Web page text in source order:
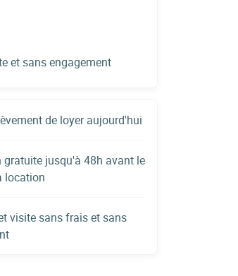
et sans engagement
de loyer aujourd'hui
gratuite jusqu'à 48h avant le
location
visite sans frais et sans